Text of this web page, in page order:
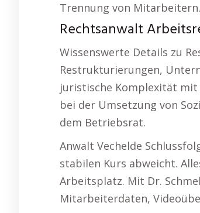
Trennung von Mitarbeitern.
Rechtsanwalt
Wissenswerte Details zu
Restrukturierungen,
juristische Komplexität mit
bei der Umsetzung von
dem Betriebsrat.
Anwalt Vechelde
stabilen Kurs abweicht.
Arbeitsplatz. Mit Dr.
Mitarbeiterdaten,